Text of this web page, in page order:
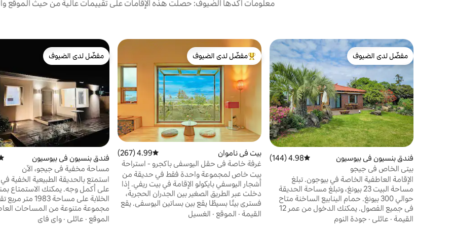
معلومات أكدها الضيوف: حصلت هذه الإقامات على تقييمات عالية من حيث الموقع
مفضّل لدى الضيوف
مفضّل لدى الضيوف
فندق بنسيون في بيوسيون متوسط التقييم 4.98 من 5، 144 مراجعات
4.98 (144)
بيتي الخاص في جيجو
الإقامة العاطفية الخاصة في بيوجون. تبلغ
مساحة البيت 23 بيونغ، وتبلغ مساحة الحديقة
حوالي 300 بيونغ. حمام الينابيع الساخنة متاح
في جميع الفصول. يمكنك الدخول من عمر 12
عامًا أو أكثر.(يرجى الاتصال بنا عن طريق الرسائل
القيمة · عائلي · جودة النوم
من أبرز البيوت المفضّلة لدى الضيوف
مفضّل لدى الضيوف
بيت في ناموان متوسط التقييم 4.99 من 5، 267 مراجعات
4.99 (267)
غرفة خاصة في حقل اليوسفي باكجرو - استراحة
هادئة لفريق واحد فقط، ميكانج بادتساي
سامسام اونجو
بيت خاص لمجموعة واحدة فقط في حديقة من
أشجار اليوسفي بايكولو الإقامة في بيت ريفي. إذا
دخلت عبر الطريق الصغير بين الجدران الحجرية،
فسترى بيتًا بسيطًا يقع بين بساتين اليوسفي. يقع
العقار بعيدًا عن صخب وضوضاء الشارع الرئيسي،
القيمة · الموقع · الغسيل
مفضّل لدى الضيوف
مفضّل لدى الضيوف
فندق بنسيون في بيوسيون
مساحة مخفية في جيجو، الآن
استمتع بالحديقة الطبيعية الخفية
على أكمل وجه. يمكنك
مجموعة متنوعة من المساحات
لك، بما في ذلك المولي الوردي
الموقع · عائلي · واي فاي